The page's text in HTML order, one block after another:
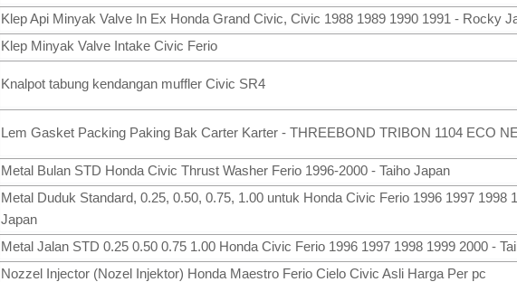
Klep Api Minyak Valve In Ex Honda Grand Civic, Civic 1988 1989 1990 1991 - Rocky
Klep Minyak Valve Intake Civic Ferio
Knalpot tabung kendangan muffler Civic SR4
Lem Gasket Packing Paking Bak Carter Karter - THREEBOND TRIBON 1104 ECO
Metal Bulan STD Honda Civic Thrust Washer Ferio 1996-2000 - Taiho Japan
Metal Duduk Standard, 0.25, 0.50, 0.75, 1.00 untuk Honda Civic Ferio 1996 1997 1998
Japan
Metal Jalan STD 0.25 0.50 0.75 1.00 Honda Civic Ferio 1996 1997 1998 1999 2000 -
Nozzel Injector (Nozel Injektor) Honda Maestro Ferio Cielo Civic Asli Harga Per pc